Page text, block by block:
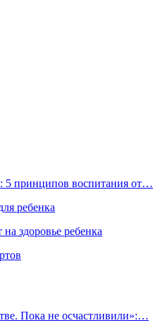
5 принципов воспитания от…
ребенка
здоровье ребенка
Пока не осчастливили»:…